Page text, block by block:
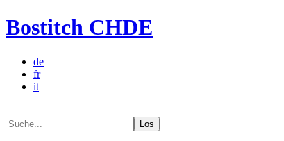
Bostitch CHDE
de
fr
it
Los